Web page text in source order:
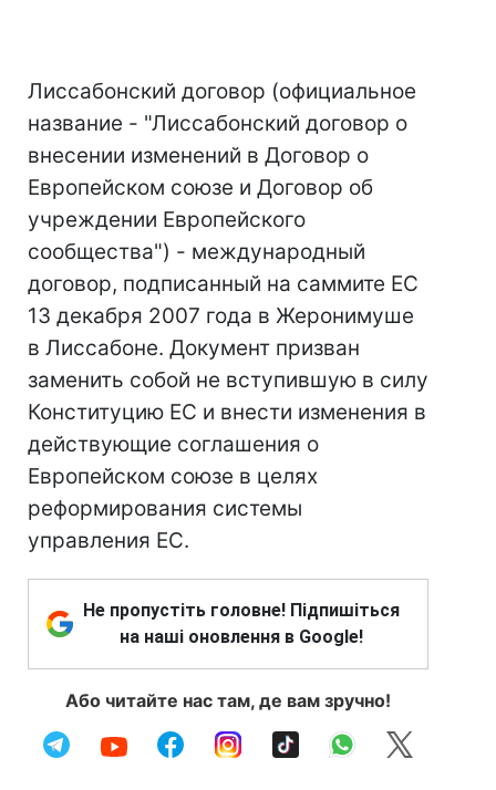
Лиссабонский договор (официальное
название - "Лиссабонский договор о
внесении изменений в Договор о
Европейском союзе и Договор об
учреждении Европейского
сообщества") - международный
договор, подписанный на саммите ЕС
13 декабря 2007 года в Жеронимуше
в Лиссабоне. Документ призван
заменить собой не вступившую в силу
Конституцию ЕС и внести изменения в
действующие соглашения о
Европейском союзе в целях
реформирования системы
управления ЕС.
Не пропустіть головне! Підпишіться
на наші оновлення в Google!
Або читайте нас там, де вам зручно!